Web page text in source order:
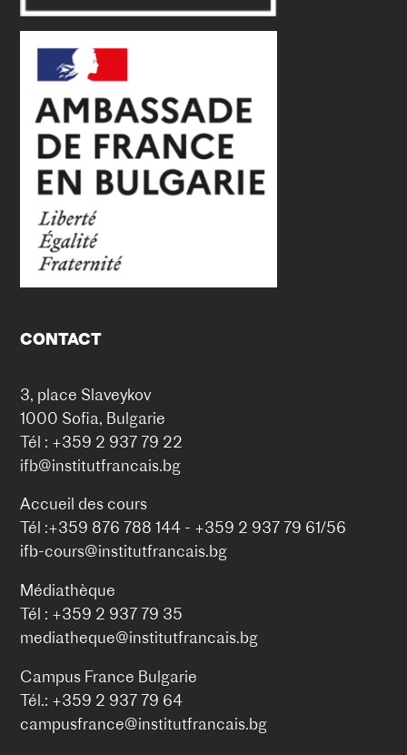
CONTACT
3, place Slaveykov
1000 Sofia, Bulgarie
Tél : +359 2 937 79 22
ifb@institutfrancais.bg
Accueil des cours
Tél :+359 876 788 144 - +359 2 937 79 61/56
ifb-cours@institutfrancais.bg
Médiathèque
Tél : +359 2 937 79 35
mediatheque@institutfrancais.bg
Campus France Bulgarie
Tél.: +359 2 937 79 64
campusfrance@institutfrancais.bg